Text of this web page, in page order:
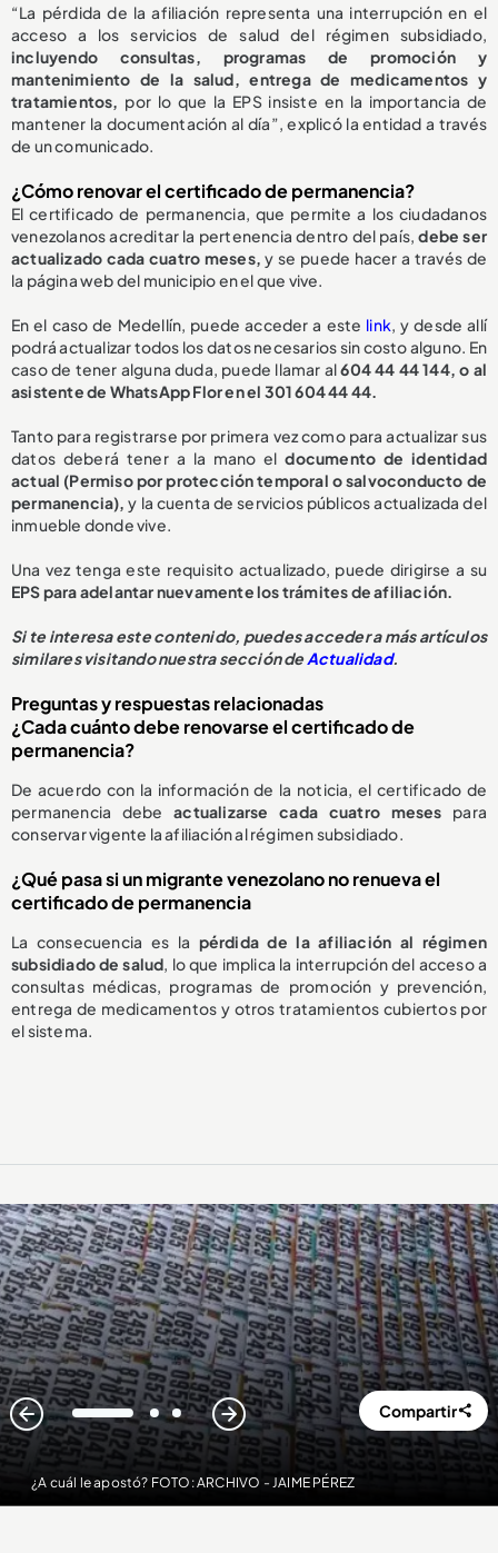
“La pérdida de la afiliación representa una interrupción en el
acceso a los servicios de salud del régimen subsidiado,
incluyendo consultas, programas de promoción y
mantenimiento de la salud, entrega de medicamentos y
tratamientos, por lo que la EPS insiste en la importancia de
mantener la documentación al día”, explicó la entidad a través
de un comunicado.
¿Cómo renovar el certificado de permanencia?
El certificado de permanencia, que permite a los ciudadanos
venezolanos acreditar la pertenencia dentro del país, debe ser
actualizado cada cuatro meses,y se puede hacer a través de
la página web del municipio en el que vive.
En el caso de Medellín, puede acceder a este link, y desde allí
podrá actualizar todos los datos necesarios sin costo alguno. En
caso de tener alguna duda, puede llamar al604 44 44 144, o al
asistente de WhatsApp Flor en el 301 604 44 44.
Tanto para registrarse por primera vez como para actualizar sus
datos deberá tener a la mano el documento de identidad
actual (Permiso por protección temporal o salvoconducto de
permanencia),y la cuenta de servicios públicos actualizada del
inmueble donde vive.
Una vez tenga este requisito actualizado, puede dirigirse a su
EPS para adelantar nuevamente los trámites de afiliación.
Si te interesa este contenido, puedes acceder a más artículos
similares visitando nuestra sección deActualidad.
Preguntas y respuestas relacionadas
¿Cada cuánto debe renovarse el certificado de
permanencia?
De acuerdo con la información de la noticia, el certificado de
permanencia debeactualizarse cada cuatro meses para
conservar vigente la afiliación al régimen subsidiado.
¿Qué pasa si un migrante venezolano no renueva el
certificado de permanencia
La consecuencia es la pérdida de la afiliación al régimen
subsidiado de salud, lo que implica la interrupción del acceso a
consultas médicas, programas de promoción y prevención,
entrega de medicamentos y otros tratamientos cubiertos por
el sistema.
¿A cuál le apostó? FOTO: ARCHIVO - JAIME PÉREZ
1 2 3 Compartir